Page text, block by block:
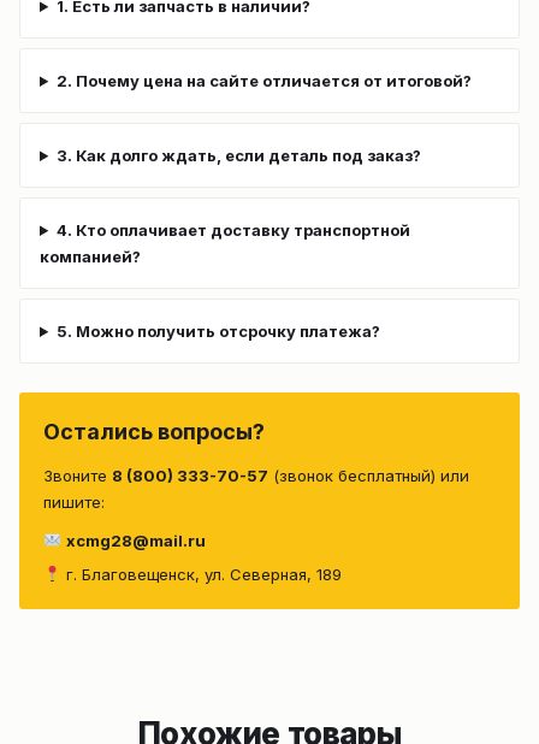
1. Есть ли запчасть в наличии?
2. Почему цена на сайте отличается от итоговой?
3. Как долго ждать, если деталь под заказ?
4. Кто оплачивает доставку транспортной
компанией?
5. Можно получить отсрочку платежа?
Остались вопросы?
Звоните 8 (800) 333-70-57 (звонок бесплатный) или
пишите:
xcmg28@mail.ru
г. Благовещенск, ул. Северная, 189
Похожие товары